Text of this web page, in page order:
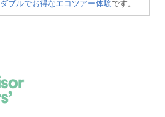
ダブルでお得なエコツアー体験です。